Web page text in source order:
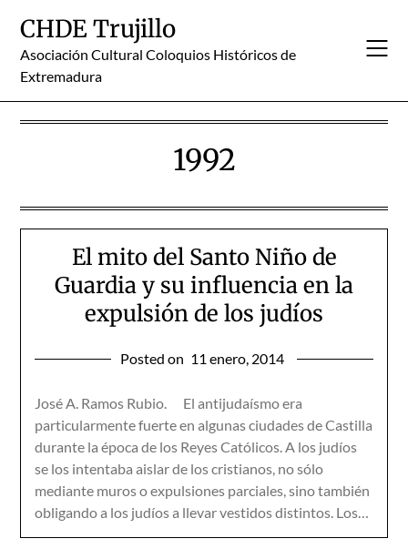
content
CHDE Trujillo
Asociación Cultural Coloquios Históricos de
Extremadura
1992
El mito del Santo Niño de
Guardia y su influencia en la
expulsión de los judíos
Posted on 11 enero, 2014
José A. Ramos Rubio. El antijudaísmo era
particularmente fuerte en algunas ciudades de Castilla
durante la época de los Reyes Católicos. A los judíos
se los intentaba aislar de los cristianos, no sólo
mediante muros o expulsiones parciales, sino también
obligando a los judíos a llevar vestidos distintos. Los…